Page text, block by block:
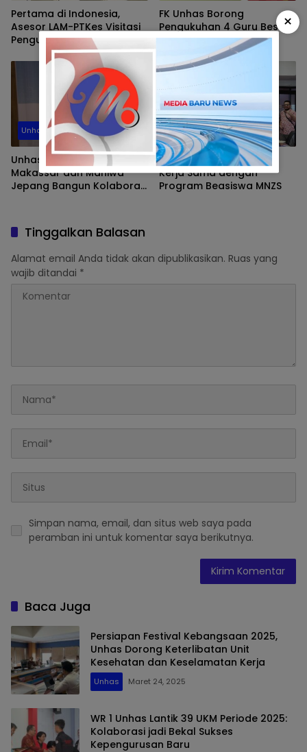
Pertama di Indonesia,
Asesor LAM-PTKes Visitasi
Pengusulan Prodi Baru
Subspesialis Bedah Mulut
dan Maksilofasial FKG
FK Unhas Borong
Pengukuhan 4 Guru Besar
di Awal 2025
Unhas
Unhas bersama Pemkot
Makassar dan Maniwa
Jepang Bangun Kolaborasi
Unhas
Unhas Sambut Peluang
Kerja Sama dengan
Program Beasiswa MNZS
Tinggalkan Balasan
Alamat email Anda tidak akan dipublikasikan. Ruas yang
wajib ditandai *
Simpan nama, email, dan situs web saya pada
peramban ini untuk komentar saya berikutnya.
Baca Juga
Persiapan Festival Kebangsaan 2025,
Unhas Dorong Keterlibatan Unit
Kesehatan dan Keselamatan Kerja
Unhas Maret 24, 2025
WR 1 Unhas Lantik 39 UKM Periode 2025:
Kolaborasi jadi Bekal Sukses
Kepengurusan Baru
×